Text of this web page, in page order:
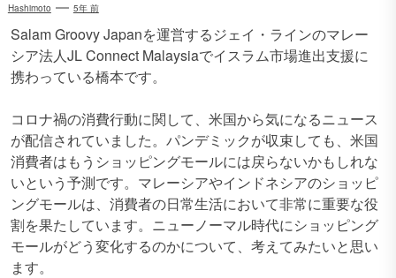
Hashimoto 5年 前
Salam Groovy Japanを運営するジェイ・ラインのマレー
シア法人JL Connect Malaysiaでイスラム市場進出支援に
携わっている橋本です。
コロナ禍の消費行動に関して、米国から気になるニュース
が配信されていました。パンデミックが収束しても、米国
消費者はもうショッピングモールには戻らないかもしれな
いという予測です。マレーシアやインドネシアのショッピ
ングモールは、消費者の日常生活において非常に重要な役
割を果たしています。ニューノーマル時代にショッピング
モールがどう変化するのかについて、考えてみたいと思い
ます。